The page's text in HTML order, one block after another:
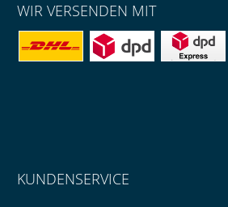
WIR VERSENDEN MIT
KUNDENSERVICE